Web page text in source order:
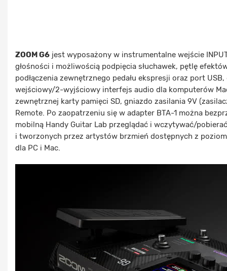
ZOOM G6 jest wyposażony w instrumentalne wejście
głośności i możliwością podpięcia słuchawek, pętlę
podłączenia zewnętrznego pedału ekspresji oraz port
wejściowy/2-wyjściowy interfejs audio dla komputerów
zewnętrznej karty pamięci SD, gniazdo zasilania 9V
Remote. Po zaopatrzeniu się w adapter BTA-1 można
mobilną Handy Guitar Lab przeglądać i wczytywać/
i tworzonych przez artystów brzmień dostępnych z
dla PC i Mac.